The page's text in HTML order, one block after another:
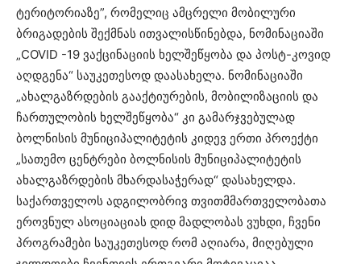
ტერიტორიაზე”, რომელიც ამცრელი მობილური
ბრიგადების შექმნას ითვალისწინებდა, ნომინაციაში
„COVID -19 ვაქცინაციის ხელშეწყობა და პოსტ-კოვიდ
აღდგენა“ საუკეთესოდ დაასახელა. ნომინაციაში
„ახალგაზრდების გააქტიურების, მობილიზაციის და
ჩართულობის ხელშეწყობა“ კი გამარჯვებულად
ბოლნისის მუნიციპალიტეტის კიდევ ერთი პროექტი
„სათემო ცენტრები ბოლნისის მუნიციპალიტეტის
ახალგაზრდების მხარდასაჭერად“ დასახელდა.
საქართველოს ადგილობრივ თვითმმართველობათა
ეროვნულ ასოციაციას დიდ მადლობას ვუხდი, ჩვენი
პროგრამები საუკეთესოდ რომ აღიარა, მიღებული